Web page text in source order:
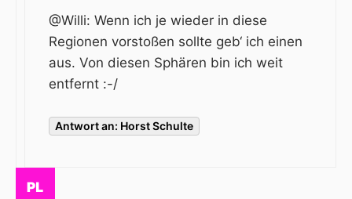
@Willi: Wenn ich je wieder in diese
Regionen vorstoßen sollte geb‘ ich einen
aus. Von diesen Sphären bin ich weit
entfernt :-/
Antwort an: Horst Schulte